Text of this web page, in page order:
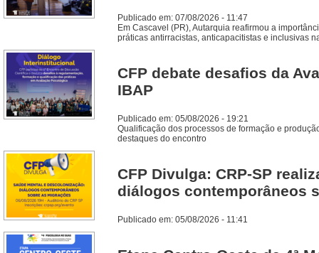
Publicado em: 07/08/2026 - 11:47
Em Cascavel (PR), Autarquia reafirmou a
práticas antirracistas, anticapacitistas e inclusivas
CFP debate desafios da
IBAP
Publicado em: 05/08/2026 - 19:21
Qualificação dos processos de formação e
destaques do encontro
CFP Divulga: CRP-SP
diálogos contemporâneos
Publicado em: 05/08/2026 - 11:41